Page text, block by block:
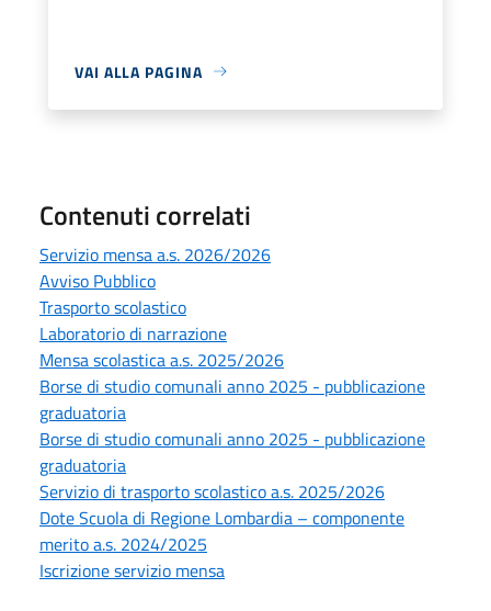
VAI ALLA PAGINA
Contenuti correlati
Servizio mensa a.s. 2026/2026
Avviso Pubblico
Trasporto scolastico
Laboratorio di narrazione
Mensa scolastica a.s. 2025/2026
Borse di studio comunali anno 2025 - pubblicazione
graduatoria
Borse di studio comunali anno 2025 - pubblicazione
graduatoria
Servizio di trasporto scolastico a.s. 2025/2026
Dote Scuola di Regione Lombardia – componente
merito a.s. 2024/2025
Iscrizione servizio mensa